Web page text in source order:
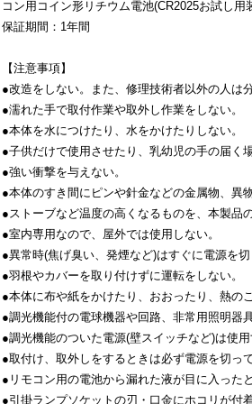
コン用コイン形リチウム電池(CR2025お試し
保証期間：1年間
【注意事項】
●改造をしない。また、修理技術者以外の人は
●濡れた手で取付作業や取外し作業をしない。
●本体を水につけたり、水をかけたりしない。
●子供だけで使用させたり、乳幼児の手の届く
●強い衝撃を与えない。
●本体のすき間にピンや針金などの金属物、異
●ストーブなど温度の高くなるものを、本製品
●室内専用なので、屋外では使用しない。
●異常時(焦げ臭い、発煙など)はすぐに電源を切
●羽根やカバーを取り付けずに運転をしない。
●本体に布や紙をかけたり、おおったり、熱の
●調光機能付の電球機器や回路、非常用照明器
●調光機能のついた電源(壁スイッチなど)は使用
●取付け、取外しをするときは必ず電源を切っ
●リモコン用の電池から漏れた液が目に入った
●引掛ランプソケットの刃・口金にホコリが付